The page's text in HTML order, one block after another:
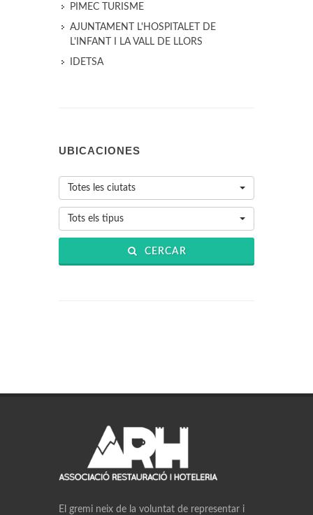
PIMEC TURISME
AJUNTAMENT L'HOSPITALET DE
L'INFANT I LA VALL DE LLORS
IDETSA
UBICACIONES
Totes les ciutats
Tots els tipus
CERCAR
El gremi neix de la voluntat de representar i